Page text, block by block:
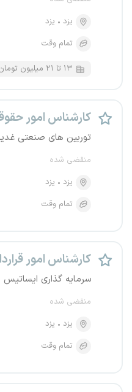
یزد
یزد
تمام وقت
۱۳ تا ۲۱ میلیون تومان
کارشناس امور
توربین های صنعتی
منقضی شده
یزد
یزد
تمام وقت
کارشناس امور
سرمایه گذاری ایساتیس
منقضی شده
یزد
یزد
تمام وقت